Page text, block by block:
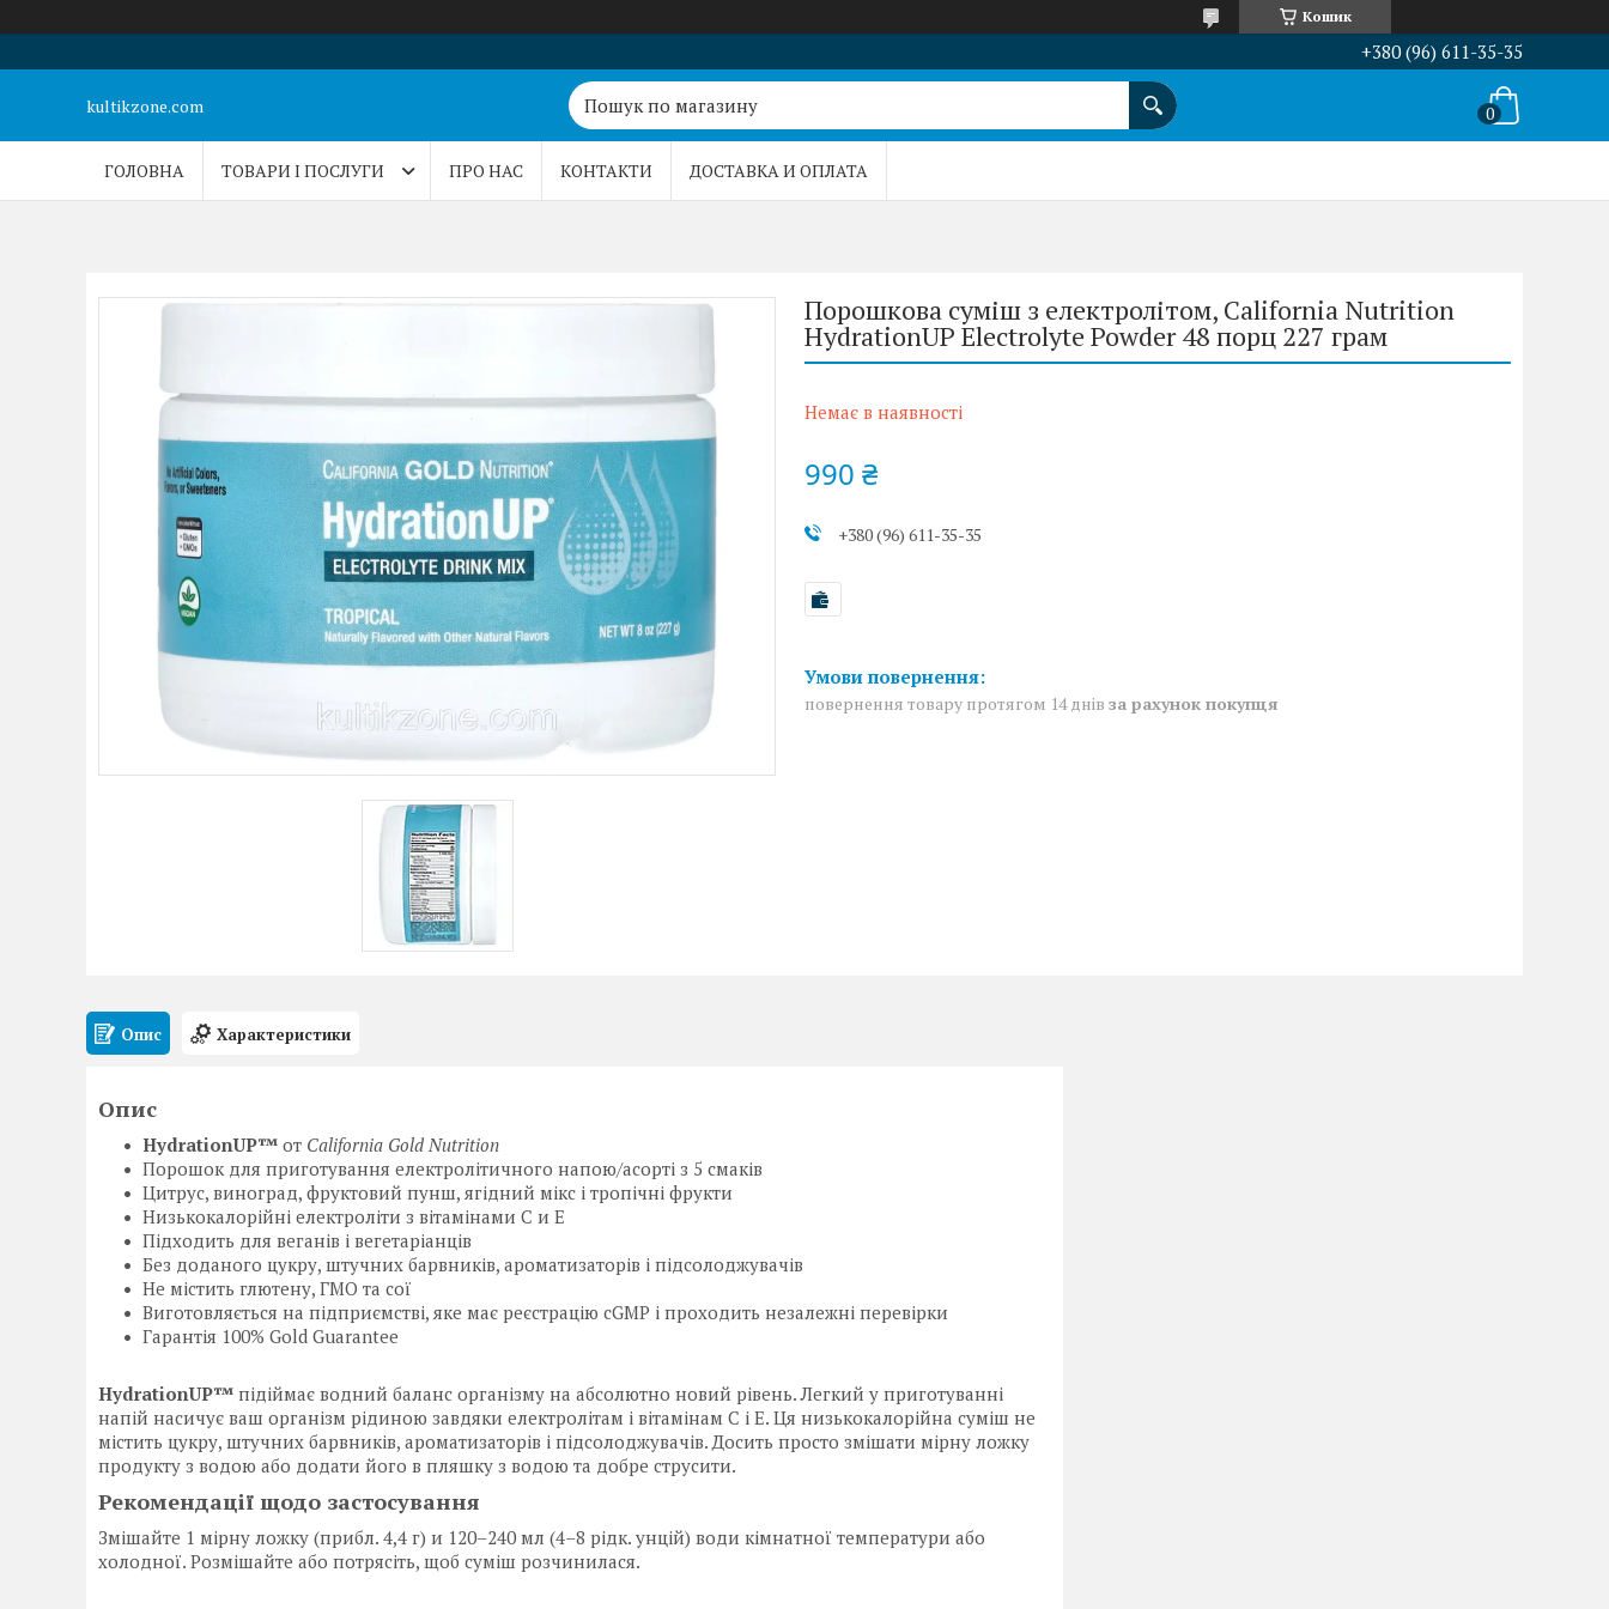
Кошик
+380 (96) 611-35-35
kultikzone.com
ГОЛОВНА ТОВАРИ І ПОСЛУГИ ПРО НАС КОНТАКТИ ДОСТАВКА И ОПЛАТА
Порошкова суміш з електролітом, California Nutrition
HydrationUP Electrolyte Powder 48 порц 227 грам
Немає в наявності
990 ₴
+380 (96) 611-35-35
повернення товару протягом 14 днів за рахунок покупця
Опис Характеристики
Опис
HydrationUP™ от California Gold Nutrition
Порошок для приготування електролітичного напою/асорті з 5 смаків
Цитрус, виноград, фруктовий пунш, ягідний мікс і тропічні фрукти
Низькокалорійні електроліти з вітамінами C и Е
Підходить для веганів і вегетаріанців
Без доданого цукру, штучних барвників, ароматизаторів і підсолоджувачів
Не містить глютену, ГМО та сої
Виготовляється на підприємстві, яке має реєстрацію cGMP і проходить незалежні перевірки
Гарантія 100% Gold Guarantee
HydrationUP™ підіймає водний баланс організму на абсолютно новий рівень. Легкий у приготуванні
напій насичує ваш організм рідиною завдяки електролітам і вітамінам C і E. Ця низькокалорійна суміш не
містить цукру, штучних барвників, ароматизаторів і підсолоджувачів. Досить просто змішати мірну ложку
продукту з водою або додати його в пляшку з водою та добре струсити.
Рекомендації щодо застосування
Змішайте 1 мірну ложку (прибл. 4,4 г) и 120–240 мл (4–8 рідк. унцій) води кімнатної температури або
холодної. Розмішайте або потрясіть, щоб суміш розчинилася.